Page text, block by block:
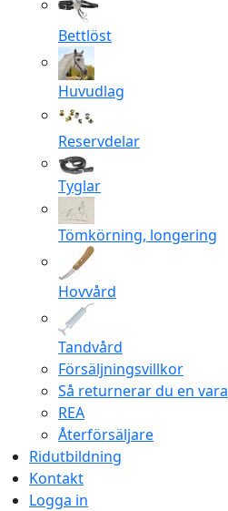
Bettlöst
Huvudlag
Reservdelar
Tyglar
Tömkörning, longering
Hovvård
Tandvård
Försäljningsvillkor
Så returnerar du en vara
REA
Återförsäljare
Ridutbildning
Kontakt
Logga in